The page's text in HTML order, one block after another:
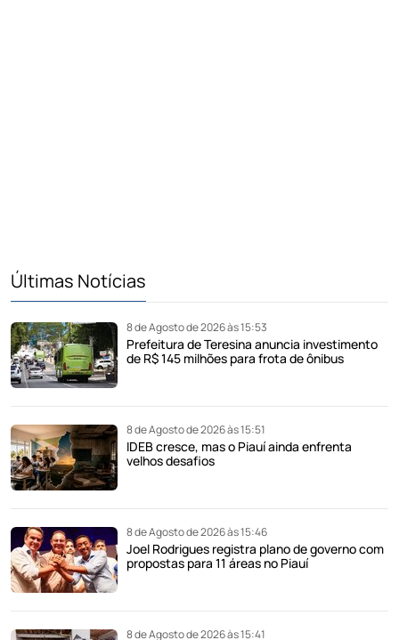
Últimas Notícias
8 de Agosto de 2026 às 15:53
Prefeitura de Teresina anuncia investimento
de R$ 145 milhões para frota de ônibus
8 de Agosto de 2026 às 15:51
IDEB cresce, mas o Piauí ainda enfrenta
velhos desafios
8 de Agosto de 2026 às 15:46
Joel Rodrigues registra plano de governo com
propostas para 11 áreas no Piauí
8 de Agosto de 2026 às 15:41